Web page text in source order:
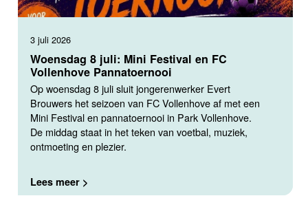
Woensdag 8 juli: Mini Festival en FC
Vollenhove Pannatoernooi
3 juli 2026
Op woensdag 8 juli sluit jongerenwerker Evert
Brouwers het seizoen van FC Vollenhove af met een
Mini Festival en pannatoernooi in Park Vollenhove.
De middag staat in het teken van voetbal, muziek,
ontmoeting en plezier.
Lees meer >